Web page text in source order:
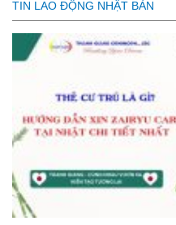
TIN LAO ĐỘNG NHẬT BẢN